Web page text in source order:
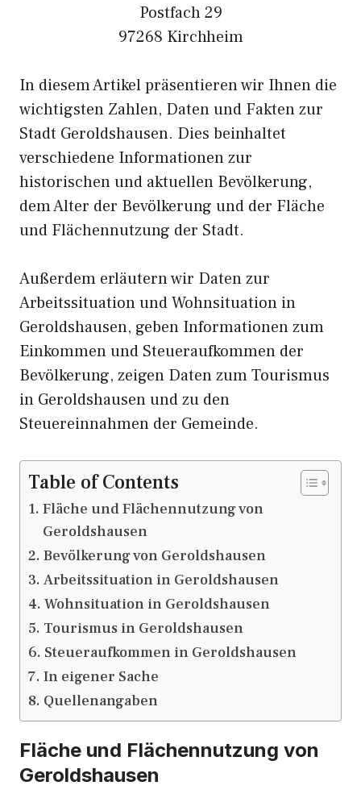
Postfach 29
97268 Kirchheim
In diesem Artikel präsentieren wir Ihnen die
wichtigsten Zahlen, Daten und Fakten zur
Stadt Geroldshausen. Dies beinhaltet
verschiedene Informationen zur
historischen und aktuellen Bevölkerung,
dem Alter der Bevölkerung und der Fläche
und Flächennutzung der Stadt.
Außerdem erläutern wir Daten zur
Arbeitssituation und Wohnsituation in
Geroldshausen, geben Informationen zum
Einkommen und Steueraufkommen der
Bevölkerung, zeigen Daten zum Tourismus
in Geroldshausen und zu den
Steuereinnahmen der Gemeinde.
Table of Contents
Fläche und Flächennutzung von
Geroldshausen
Bevölkerung von Geroldshausen
Arbeitssituation in Geroldshausen
Wohnsituation in Geroldshausen
Tourismus in Geroldshausen
Steueraufkommen in Geroldshausen
In eigener Sache
Quellenangaben
Fläche und Flächennutzung von
Geroldshausen